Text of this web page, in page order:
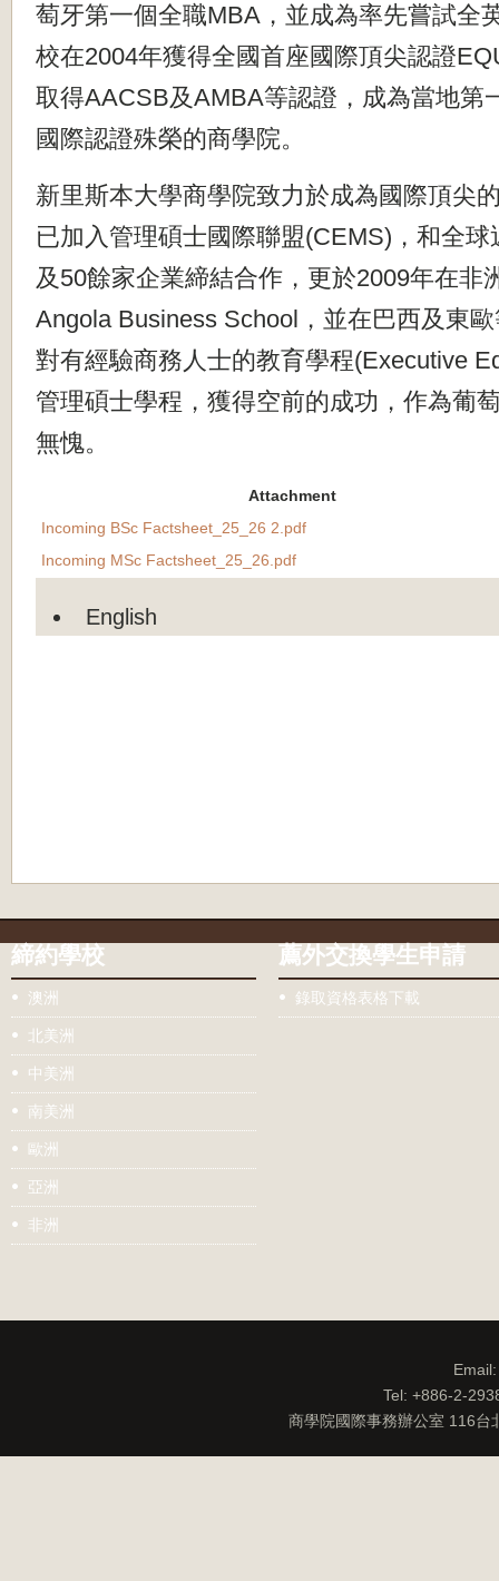
萄牙第一個全職MBA，並成為率先嘗試全
校在2004年獲得全國首座國際頂尖認證
取得AACSB及AMBA等認證， 成為當地第
國際認證殊榮的商學院。
新里斯本大學商學院致力於成為國際頂尖
已加入管理碩士國際聯盟(CEMS)，和全
及50餘家企業締結合作，更於2009年在非
Angola Business School，並在巴西及東
對有經驗商務人士的教育學程(Executive
管理碩士學程，獲得空前的成功，作為葡
無愧。
Attachment
Incoming BSc Factsheet_25_26 2.pdf
Incoming MSc Factsheet_25_26.pdf
English
締約學校
澳洲
北美洲
中美洲
南美洲
歐洲
亞洲
非洲
薦外交換學生申請
錄取資格表格下載
Tel: +886-2-
商學院國際事務辦公室 116台